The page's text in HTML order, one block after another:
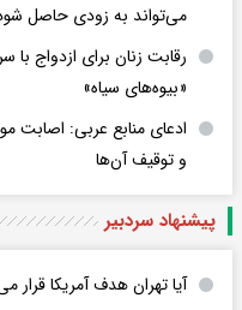
می‌تواند به‌ زودی حاصل
رقابت زنان برای ازدواج
«بیوه‌های سیاه»
ادعای منابع عربی: اصابت
و توقیف آن‌ها
پیشنهاد سردبیر
آیا تهران هدف آمریکا قرار